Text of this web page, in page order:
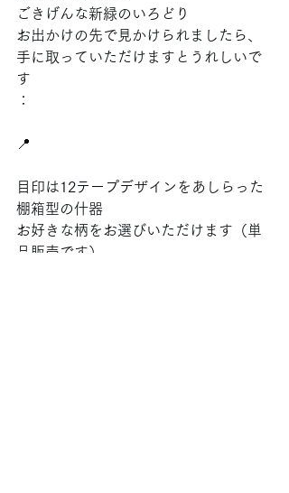
ごきげんな新緑のいろどり
お出かけの先で見かけられましたら、
手に取っていただけますとうれしいで
す
：
📍
目印は12テープデザインをあしらった
棚箱型の什器
お好きな柄をお選びいただけます（単
品販売です）